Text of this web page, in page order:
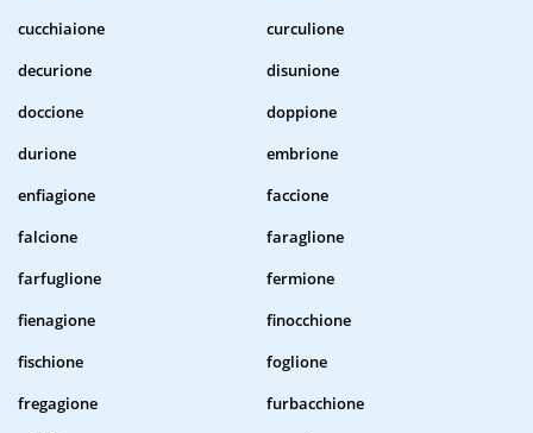
cucchiaione
curculione
decurione
disunione
doccione
doppione
durione
embrione
enfiagione
faccione
falcione
faraglione
farfuglione
fermione
fienagione
finocchione
fischione
foglione
fregagione
furbacchione